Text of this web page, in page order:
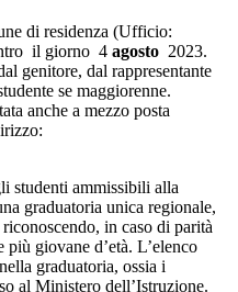
di residenza (Ufficio:
il giorno 4 agosto 2023.
genitore, dal rappresentante
se maggiorenne.
anche a mezzo posta
studenti ammissibili alla
graduatoria unica regionale,
in caso di parità
giovane d’età. L’elenco
graduatoria, ossia i
al Ministero dell’Istruzione.